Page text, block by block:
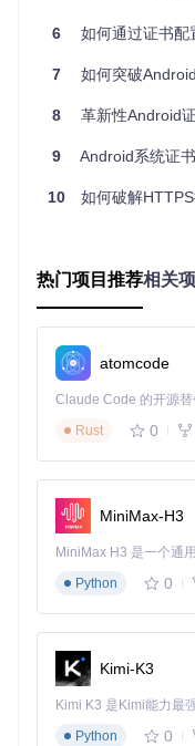
cd httpcanary-
阶段二：Magisk模块
依次点击「模块
导航至下载目
等待进度条完成
进入「设置」→
选择「系统证书
确认模块生成的
⚠️ 故障排除流程图
  │
  ├─→ 模块未激活
  │     │
│     ├─→ 检查
│     ├─→ 尝试重新
│     └─→ 重启设备
  │
  ├─→ 证书验证失败
│     ├─→ 检查
│     ├─→ 执行
│     └─→ 清除
  │
  └─→ 重启后配置丢失
├─→ 检查/
6 如何通过证书配置突
7 如何突破
8 革新性Android证
9 Android系统证书迁移
10 如何破解HTTPS抓包
热门项目推荐相关
atomcode
Rust
0
MiniMax-H3
Python
0
Kimi-K3
Python
0